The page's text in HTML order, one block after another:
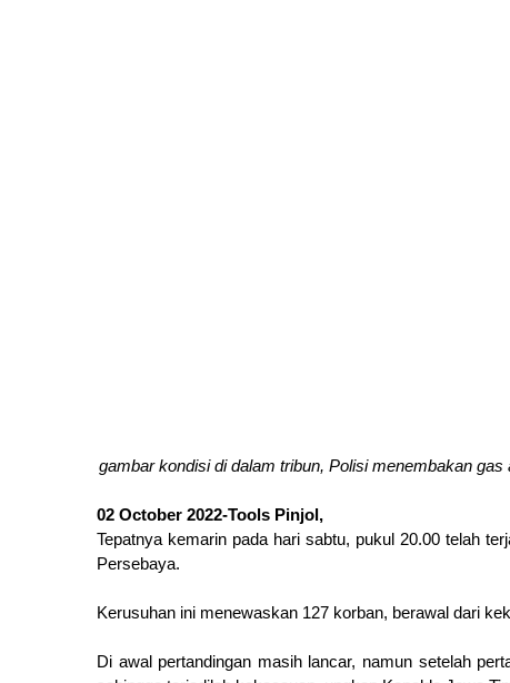
gambar kondisi di dalam tribun, Polisi menembakan
02 October 2022-Tools Pinjol,
Tepatnya kemarin pada hari sabtu, pukul 20.00 telah
Persebaya.
Kerusuhan ini menewaskan 127 korban, berawal dari
Di awal pertandingan masih lancar, namun setelah